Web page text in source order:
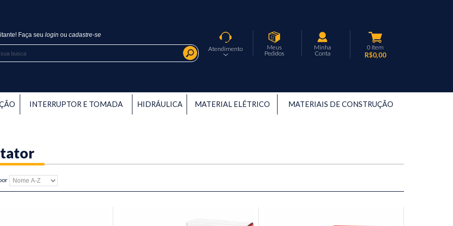
Faça seu login ou cadastre-se
Atendimento
Meus
Pedidos
Minha
Conta
0 Item
R$0,00
INTERRUPTOR E TOMADA HIDRÁULICA MATERIAL ELÉTRICO MATERIAIS DE CONSTRUÇÃO